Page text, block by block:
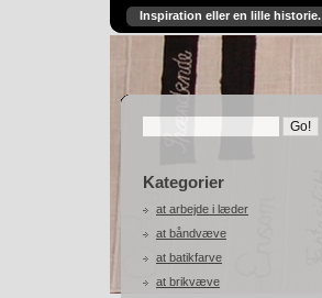
Inspiration eller en lille historie.
Kategorier
at arbejde i læder
at båndvæve
at batikfarve
at brikvæve